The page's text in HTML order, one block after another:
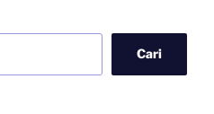
Cari